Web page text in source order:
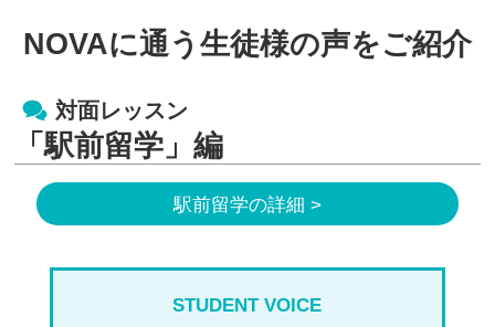
NOVAに通う生徒様の声をご紹介
対面レッスン
「駅前留学」編
駅前留学の詳細 >
STUDENT VOICE